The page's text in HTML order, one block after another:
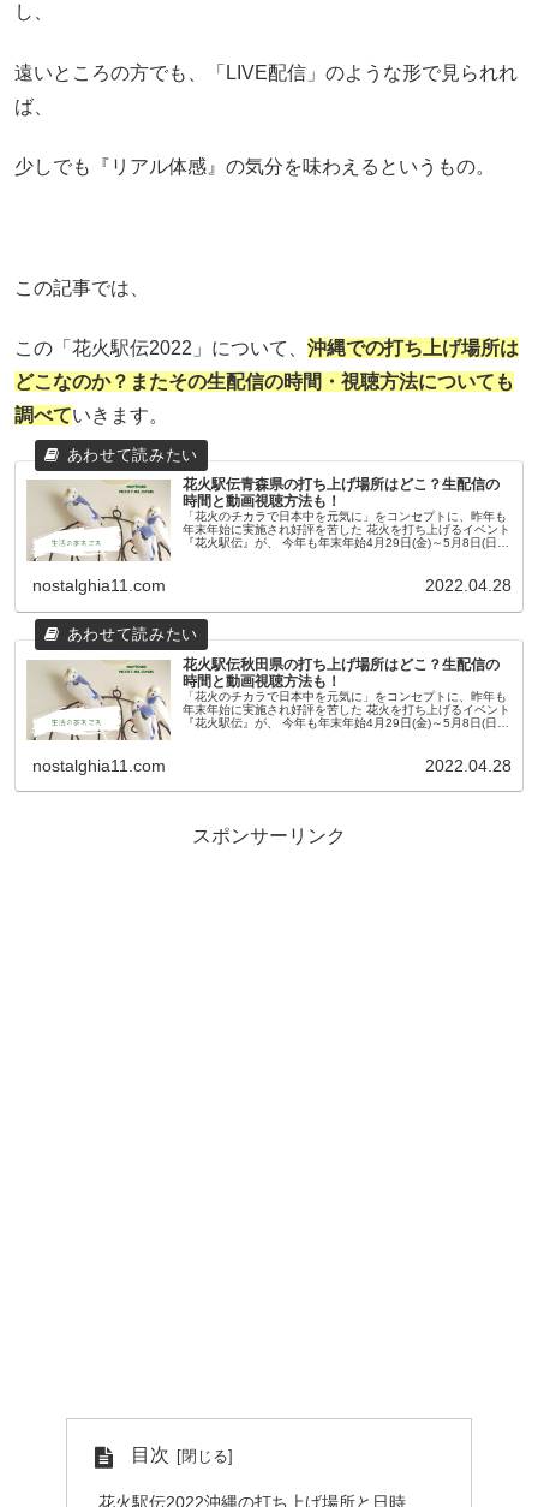
し、
遠いところの方でも、「LIVE配信」のような形で見られれ
ば、
少しでも『リアル体感』の気分を味わえるというもの。
この記事では、
この「花火駅伝2022」について、 沖縄での打ち上げ場所は
どこなのか？またその生配信の時間・視聴方法についても
調べていきます。
花火駅伝青森県の打ち上げ場所はどこ？生配信の
時間と動画視聴方法も！
「花火のチカラで日本中を元気に」をコンセプトに、昨年も
年末年始に実施され好評を苦した 花火を打ち上げるイベント
『花火駅伝』が、 今年も年末年始4月29日(金)～5月8日(日)
nostalghia11.com 2022.04.28
花火駅伝秋田県の打ち上げ場所はどこ？生配信の
時間と動画視聴方法も！
「花火のチカラで日本中を元気に」をコンセプトに、昨年も
年末年始に実施され好評を苦した 花火を打ち上げるイベント
『花火駅伝』が、 今年も年末年始4月29日(金)～5月8日(日)
nostalghia11.com 2022.04.28
スポンサーリンク
目次
花火駅伝2022沖縄の打ち上げ場所と日時